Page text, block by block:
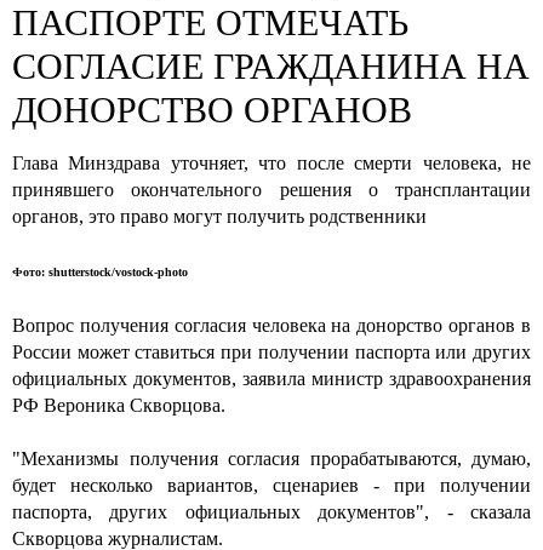
ПАСПОРТЕ ОТМЕЧАТЬ
СОГЛАСИЕ ГРАЖДАНИНА НА
ДОНОРСТВО ОРГАНОВ
Глава Минздрава уточняет, что после смерти человека, не
принявшего окончательного решения о трансплантации
органов, это право могут получить родственники
Фото: shutterstock/vostock-photo
Вопрос получения согласия человека на донорство органов в
России может ставиться при получении паспорта или других
официальных документов, заявила министр здравоохранения
РФ Вероника Скворцова.
"Механизмы получения согласия прорабатываются, думаю,
будет несколько вариантов, сценариев - при получении
паспорта, других официальных документов", - сказала
Скворцова журналистам.